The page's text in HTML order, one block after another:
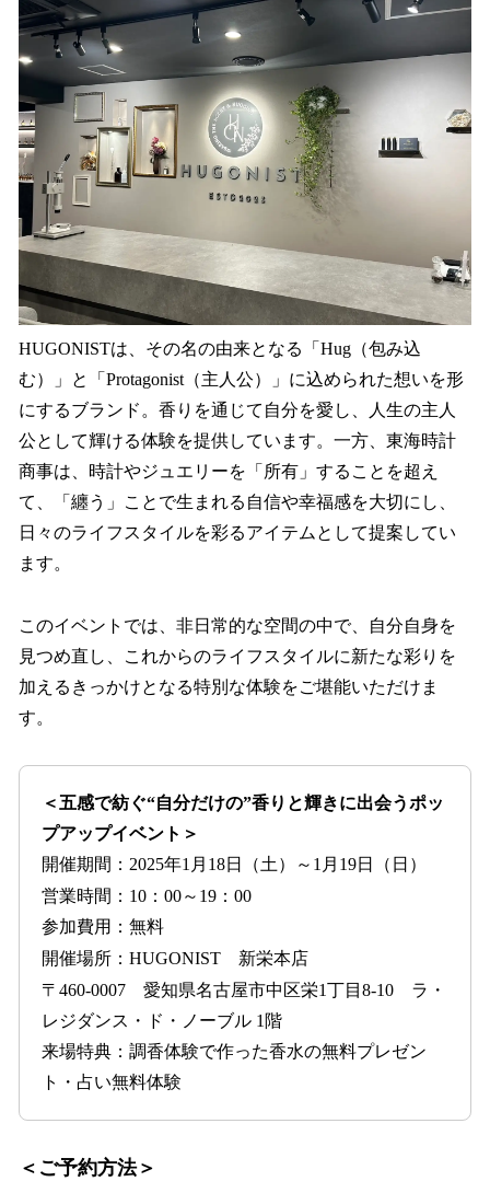
HUGONISTは、その名の由来となる「Hug（包み込
む）」と「Protagonist（主人公）」に込められた想いを形
にするブランド。香りを通じて自分を愛し、人生の主人
公として輝ける体験を提供しています。一方、東海時計
商事は、時計やジュエリーを「所有」することを超え
て、「纏う」ことで生まれる自信や幸福感を大切にし、
日々のライフスタイルを彩るアイテムとして提案してい
ます。
このイベントでは、非日常的な空間の中で、自分自身を
見つめ直し、これからのライフスタイルに新たな彩りを
加えるきっかけとなる特別な体験をご堪能いただけま
す。
＜五感で紡ぐ“自分だけの”香りと輝きに出会うポッ
プアップイベント＞
開催期間：2025年1月18日（土）～1月19日（日）
営業時間：10：00～19：00
参加費用：無料
開催場所：HUGONIST 新栄本店
〒460-0007 愛知県名古屋市中区栄1丁目8-10 ラ・
レジダンス・ド・ノーブル 1階
来場特典：調香体験で作った香水の無料プレゼン
ト・占い無料体験
＜ご予約方法＞